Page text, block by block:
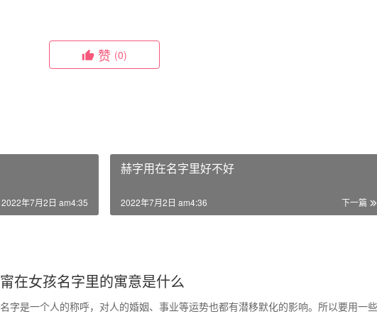
赞 (0)
2022年7月2日 am4:35
赫字用在名字里好不好
下一篇
2022年7月2日 am4:36
甯在女孩名字里的寓意是什么
名字是一个人的称呼，对人的婚姻、事业等运势也都有潜移默化的影响。所以要用一些